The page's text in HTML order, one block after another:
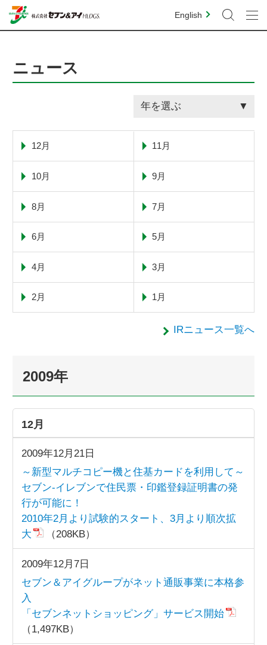
English
ニュース
年を選ぶ
12月 11月
10月 9月
8月 7月
6月 5月
4月 3月
2月 1月
IRニュース一覧へ
2009年
12月
2009年12月21日
～新型マルチコピー機と住基カードを利用して～
セブン-イレブンで住民票・印鑑登録証明書の発
行が可能に！
2010年2月より試験的スタート、3月より順次拡
大
（208KB）
2009年12月7日
セブン＆アイグループがネット通販事業に本格参
入
「セブンネットショッピング」サービス開始
（1,497KB）